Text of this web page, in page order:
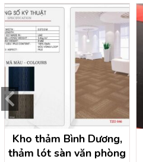
Kho thảm Bình Dương,
thảm lót sàn văn phòng